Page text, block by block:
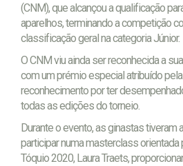
(CNM), que alcançou a qualificação
aparelhos, terminando a competição
classificação geral na categoria Júnior.
O CNM viu ainda ser reconhecida a
com um prémio especial atribuído
reconhecimento por ter
todas as edições do torneio.
Durante o evento, as ginastas tiveram
participar numa masterclass
Tóquio 2020, Laura Traets,